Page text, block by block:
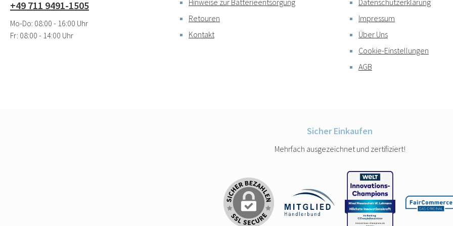
+49 711 9491-1505
Mo-Do: 08:00 - 16:00 Uhr
Fr: 08:00 - 14:00 Uhr
Retouren
Kontakt
Impressum
Über Uns
Cookie-Einstellungen
AGB
Sicher Einkaufen
Mehrfach ausgezeichnet und zertifiziert!